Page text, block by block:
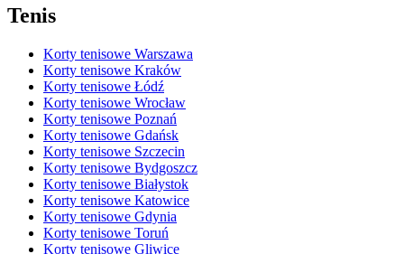
Tenis
Korty tenisowe Warszawa
Korty tenisowe Kraków
Korty tenisowe Łódź
Korty tenisowe Wrocław
Korty tenisowe Poznań
Korty tenisowe Gdańsk
Korty tenisowe Szczecin
Korty tenisowe Bydgoszcz
Korty tenisowe Białystok
Korty tenisowe Katowice
Korty tenisowe Gdynia
Korty tenisowe Toruń
Korty tenisowe Gliwice